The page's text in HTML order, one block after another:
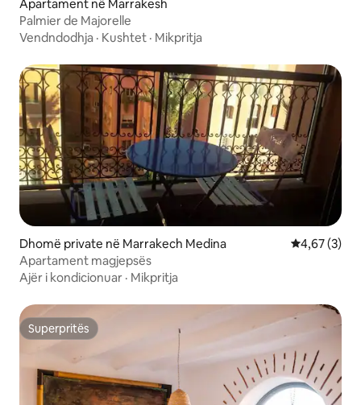
Apartament në Marrakesh
Palmier de Majorelle
Vendndodhja · Kushtet · Mikpritja
Dhomë private në Marrakech Medina Vlerësimi
4,67 (3)
Apartament magjepsës
Ajër i kondicionuar · Mikpritja
Superpritës
Superpritës